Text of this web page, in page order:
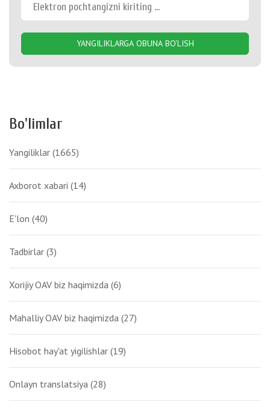
YANGILIKLARGA OBUNA BO'LISH
Bo'limlar
Yangiliklar (1665)
Axborot xabari (14)
E'lon (40)
Tadbirlar (3)
Xorijiy OAV biz haqimizda (6)
Mahalliy OAV biz haqimizda (27)
Hisobot hay'at yigilishlar (19)
Onlayn translatsiya (28)